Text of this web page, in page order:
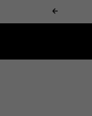
ANTERIOR